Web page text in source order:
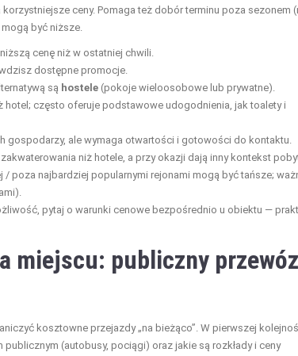
ceny. Pomaga też dobór terminu poza sezonem
być niższe.
cenę niż w ostatniej chwili.
dostępne promocje.
są hostele (pokoje wieloosobowe lub prywatne).
hotel; często oferuje podstawowe udogodnienia, jak toalety i
gospodarzy, ale wymaga otwartości i gotowości do kontaktu.
niż hotele, a przy okazji dają inny kontekst
poza najbardziej popularnymi rejonami mogą być tańsze;
pytaj o warunki cenowe bezpośrednio u obiektu —
miejscu: publiczny
kosztowne przejazdy „na bieżąco”. W pierwszej
(autobusy, pociągi) oraz jakie są rozkłady i ceny